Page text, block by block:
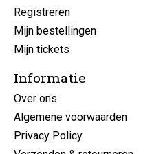
Registreren
Mijn bestellingen
Mijn tickets
Informatie
Over ons
Algemene voorwaarden
Privacy Policy